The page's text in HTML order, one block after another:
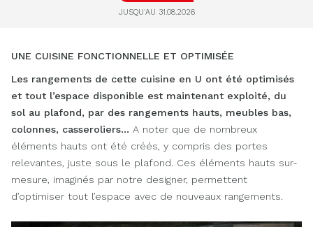
JUSQU'AU 31.08.2026
UNE CUISINE FONCTIONNELLE ET OPTIMISÉE
Les rangements de cette cuisine en U ont été optimisés
et tout l’espace disponible est maintenant exploité, du
sol au plafond, par des rangements hauts, meubles bas,
colonnes, casseroliers… A noter que de nombreux
éléments hauts ont été créés, y compris des portes
relevantes, juste sous le plafond. Ces éléments hauts sur-
mesure, imaginés par notre designer, permettent
d’optimiser tout l’espace avec de nouveaux rangements.